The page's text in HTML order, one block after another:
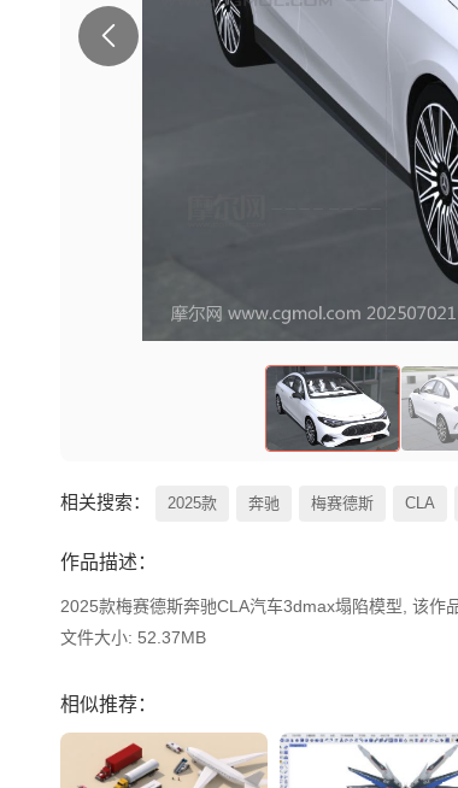
相关搜索： 2025款 奔驰 梅赛德斯 CLA
作品描述：
2025款梅赛德斯奔驰CLA汽车3dmax塌陷模型, 该作
文件大小: 52.37MB
相似推荐：